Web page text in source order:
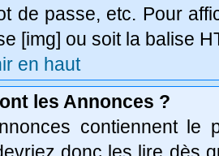
de passe, etc. Pour
[img] ou soit la balise
en haut
les Annonces ?
contiennent le